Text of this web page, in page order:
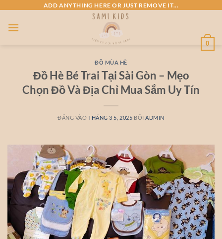
nội
dung
ADD ANYTHING HERE OR JUST REMOVE IT...
0
ĐỒ MÙA HÈ
Đồ Hè Bé Trai Tại Sài Gòn – Mẹo
Chọn Đồ Và Địa Chỉ Mua Sắm Uy Tín
ĐĂNG VÀO THÁNG 3 5, 2025 BỞI ADMIN